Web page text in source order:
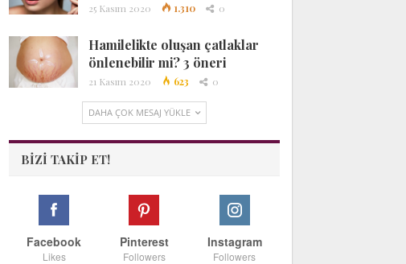
25 Kasım 2020 1.310 0
Hamilelikte oluşan çatlaklar
önlenebilir mi? 3 öneri
21 Kasım 2020 623 0
DAHA ÇOK MESAJ YÜKLE
BIZI TAKIP ET!
Facebook
Likes
Pinterest
Followers
Instagram
Followers